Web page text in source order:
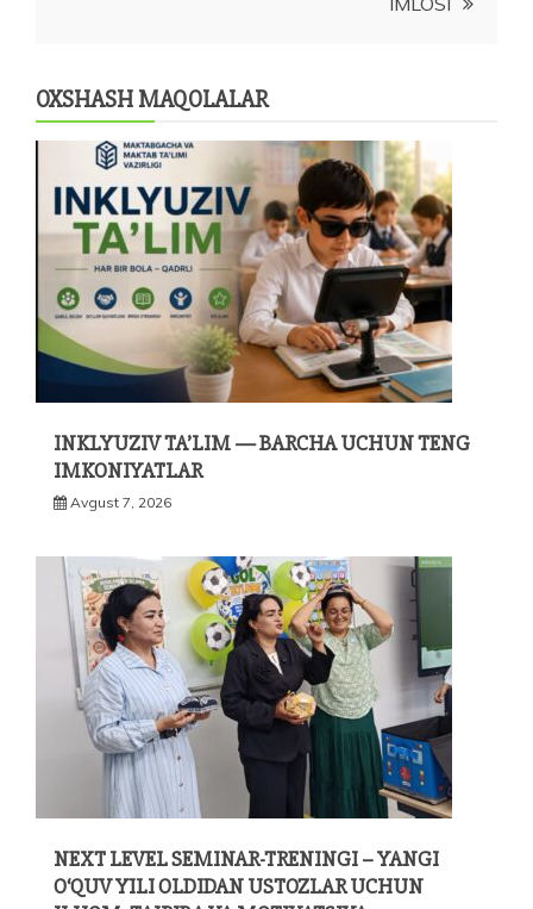
OXSHASH MAQOLALAR
INKLYUZIV TA’LIM — BARCHA UCHUN TENG
IMKONIYATLAR
Avgust 7, 2026
NEXT LEVEL SEMINAR-TRENINGI – YANGI
O‘QUV YILI OLDIDAN USTOZLAR UCHUN